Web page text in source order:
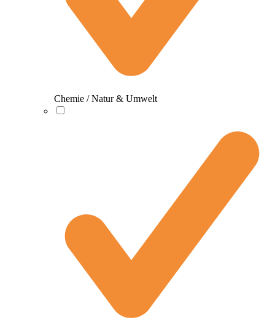
Chemie / Natur & Umwelt